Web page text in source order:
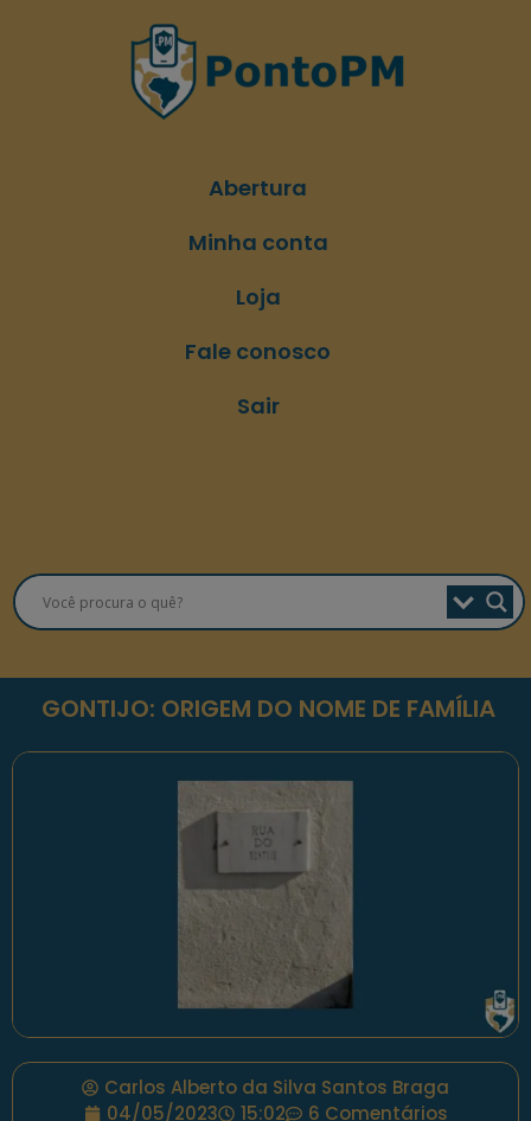
Abertura
Minha conta
Loja
Fale conosco
Sair
GONTIJO: ORIGEM DO NOME DE FAMÍLIA
Carlos Alberto da Silva Santos Braga
04/05/2023
15:02 6 Comentários